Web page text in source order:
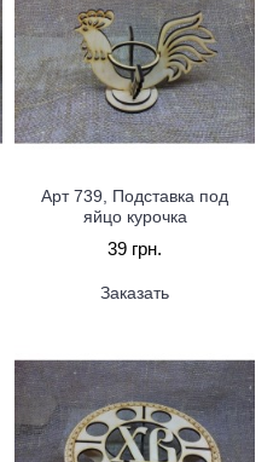
Арт 739, Подставка под
яйцо курочка
39 грн.
Заказать